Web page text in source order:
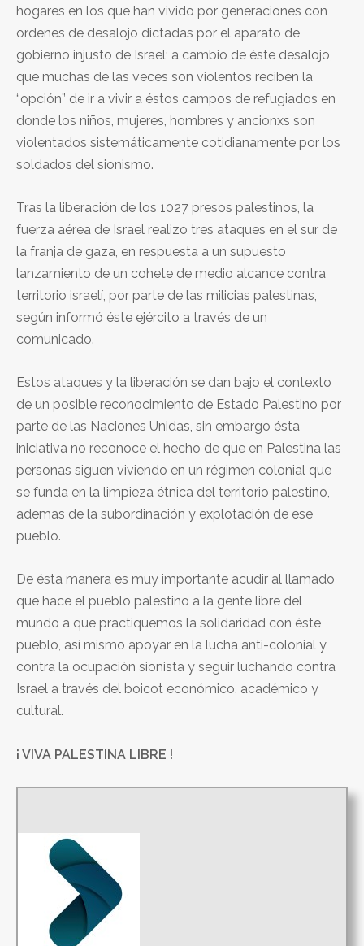
hogares en los que han vivido por generaciones con
ordenes de desalojo dictadas por el aparato de
gobierno injusto de Israel; a cambio de éste desalojo,
que muchas de las veces son violentos reciben la
“opción” de ir a vivir a éstos campos de refugiados en
donde los niños, mujeres, hombres y ancionxs son
violentados sistemáticamente cotidianamente por los
soldados del sionismo.
Tras la liberación de los 1027 presos palestinos, la
fuerza aérea de Israel realizo tres ataques en el sur de
la franja de gaza, en respuesta a un supuesto
lanzamiento de un cohete de medio alcance contra
territorio israelí, por parte de las milicias palestinas,
según informó éste ejército a través de un
comunicado.
Estos ataques y la liberación se dan bajo el contexto
de un posible reconocimiento de Estado Palestino por
parte de las Naciones Unidas, sin embargo ésta
iniciativa no reconoce el hecho de que en Palestina las
personas siguen viviendo en un régimen colonial que
se funda en la limpieza étnica del territorio palestino,
ademas de la subordinación y explotación de ese
pueblo.
De ésta manera es muy importante acudir al llamado
que hace el pueblo palestino a la gente libre del
mundo a que practiquemos la solidaridad con éste
pueblo, así mismo apoyar en la lucha anti-colonial y
contra la ocupación sionista y seguir luchando contra
Israel a través del boicot económico, académico y
cultural.
¡ VIVA PALESTINA LIBRE !